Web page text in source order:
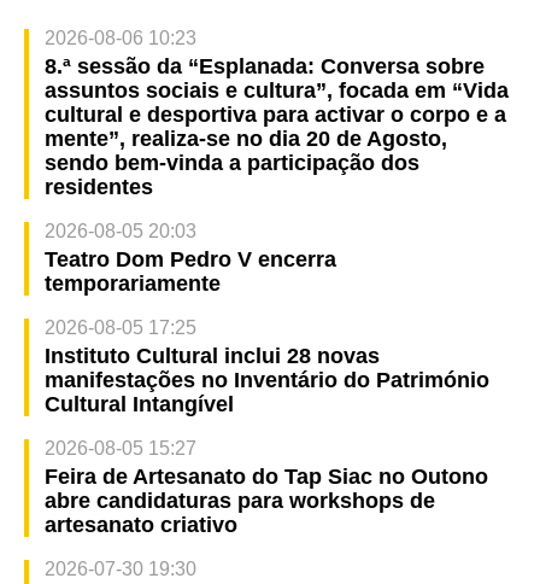
2026-08-06 10:23
8.ª sessão da “Esplanada: Conversa sobre
assuntos sociais e cultura”, focada em “Vida
cultural e desportiva para activar o corpo e a
mente”, realiza-se no dia 20 de Agosto,
sendo bem-vinda a participação dos
residentes
2026-08-05 20:03
Teatro Dom Pedro V encerra
temporariamente
2026-08-05 17:25
Instituto Cultural inclui 28 novas
manifestações no Inventário do Património
Cultural Intangível
2026-08-05 15:27
Feira de Artesanato do Tap Siac no Outono
abre candidaturas para workshops de
artesanato criativo
2026-07-30 19:30